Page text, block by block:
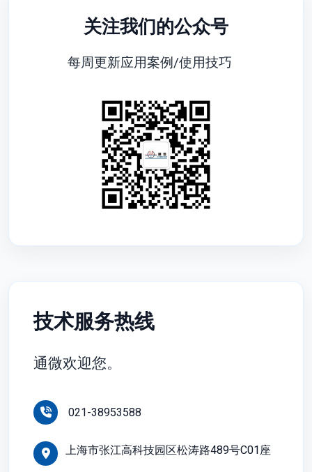
关注我们的公众号
每周更新应用案例/使用技巧
技术服务热线
通微欢迎您。
021-38953588
上海市张江高科技园区松涛路489号C01座